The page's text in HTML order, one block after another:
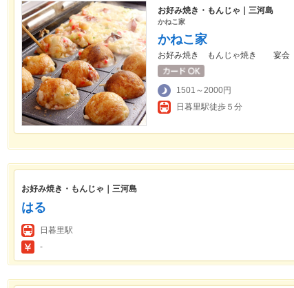
お好み焼き・もんじゃ｜三河島
かねこ家
かねこ家
お好み焼き もんじゃ焼き 宴会
1501～2000円
日暮里駅徒歩５分
お好み焼き・もんじゃ｜三河島
はる
日暮里駅
-